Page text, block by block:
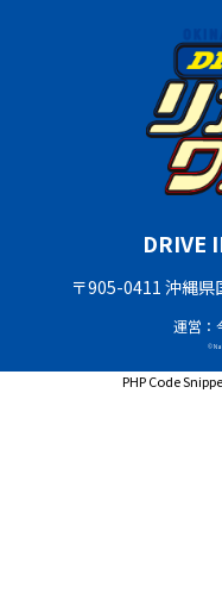
DRIVE
〒905-0411 沖縄
運営：
©
PHP Code